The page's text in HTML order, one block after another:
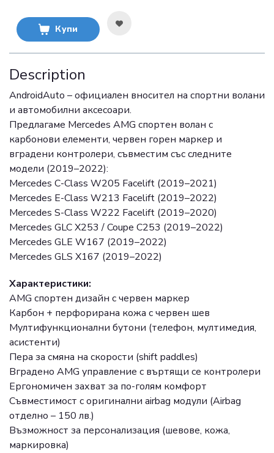
Купи
Description
AndroidAuto – официален вносител на спортни волани
и автомобилни аксесоари.
Предлагаме Mercedes AMG спортен волан с
карбонови елементи, червен горен маркер и
вградени контролери, съвместим със следните
модели (2019–2022):
Mercedes C-Class W205 Facelift (2019–2021)
Mercedes E-Class W213 Facelift (2019–2022)
Mercedes S-Class W222 Facelift (2019–2020)
Mercedes GLC X253 / Coupe C253 (2019–2022)
Mercedes GLE W167 (2019–2022)
Mercedes GLS X167 (2019–2022)
Характеристики:
AMG спортен дизайн с червен маркер
Карбон + перфорирана кожа с червен шев
Мултифункционални бутони (телефон, мултимедия,
асистенти)
Пера за смяна на скорости (shift paddles)
Вградено AMG управление с въртящи се контролери
Ергономичен захват за по-голям комфорт
Съвместимост с оригинални airbag модули (Airbag
отделно – 150 лв.)
Възможност за персонализация (шевове, кожа,
маркировка)